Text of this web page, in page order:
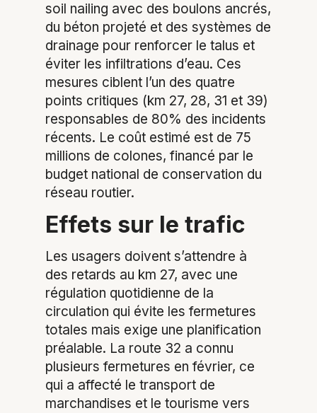
soil nailing avec des boulons ancrés,
du béton projeté et des systèmes de
drainage pour renforcer le talus et
éviter les infiltrations d’eau. Ces
mesures ciblent l’un des quatre
points critiques (km 27, 28, 31 et 39)
responsables de 80% des incidents
récents. Le coût estimé est de 75
millions de colones, financé par le
budget national de conservation du
réseau routier.
Effets sur le trafic
Les usagers doivent s’attendre à
des retards au km 27, avec une
régulation quotidienne de la
circulation qui évite les fermetures
totales mais exige une planification
préalable. La route 32 a connu
plusieurs fermetures en février, ce
qui a affecté le transport de
marchandises et le tourisme vers